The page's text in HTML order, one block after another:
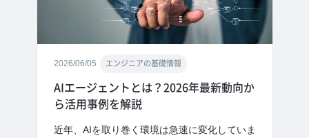
2026/06/05 エンジニアの基礎情報
AIエージェントとは？2026年最新動向か
ら活用事例を解説
近年、AIを取り巻く環境は急速に変化していま